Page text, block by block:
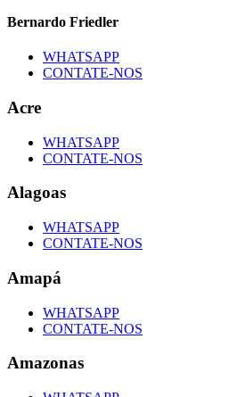
Bernardo Friedler
WHATSAPP
CONTATE-NOS
Acre
WHATSAPP
CONTATE-NOS
Alagoas
WHATSAPP
CONTATE-NOS
Amapá
WHATSAPP
CONTATE-NOS
Amazonas